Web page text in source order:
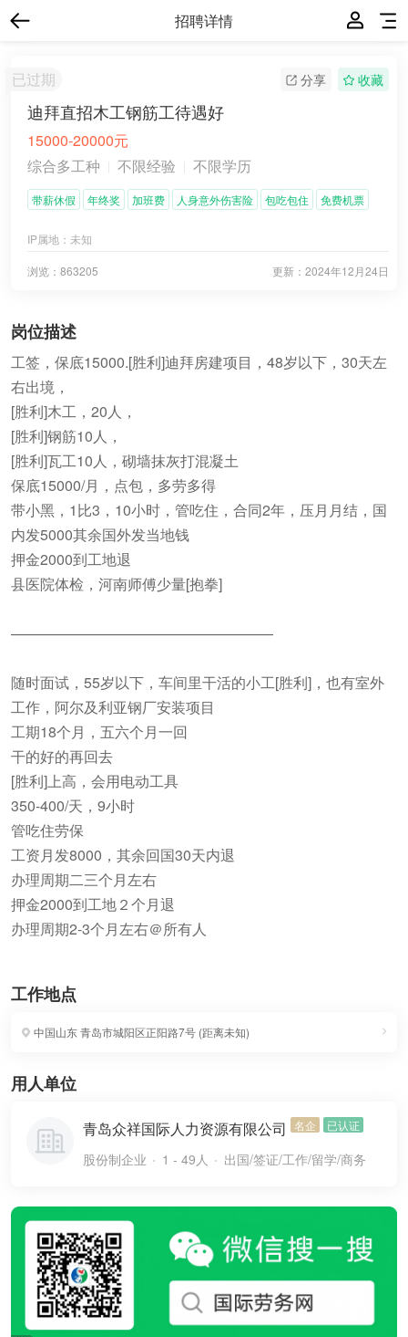
招聘详情
分享 收藏
已过期
迪拜直招木工钢筋工待遇好
15000-20000元
综合多工种
不限经验 不限学历
带薪休假 年终奖 加班费 人身意外伤害险 包吃包住 免费机票
IP属地： 未知
更新： 2024年12月24日
浏览：863205
岗位描述
工签，保底15000.[胜利]迪拜房建项目，48岁以下，30天左
右出境，
[胜利]木工，20人，
[胜利]钢筋10人，
[胜利]瓦工10人，砌墙抹灰打混凝土
保底15000/月，点包，多劳多得
带小黑，1比3，10小时，管吃住，合同2年，压月月结，国
内发5000其余国外发当地钱
押金2000到工地退
县医院体检，河南师傅少量[抱拳]
——————————————————
随时面试，55岁以下，车间里干活的小工[胜利]，也有室外
工作，阿尔及利亚钢厂安装项目
工期18个月，五六个月一回
干的好的再回去
[胜利]上高，会用电动工具
350-400/天，9小时
管吃住劳保
工资月发8000，其余回国30天内退
办理周期二三个月左右
押金2000到工地２个月退
办理周期2-3个月左右＠所有人
工作地点
中国山东青岛市城阳区正阳路7号 (距离未知)
用人单位
青岛众祥国际人力资源有限公司 名企 已认证
股份制企业 1 - 49人 出国/签证/工作/留学/商务